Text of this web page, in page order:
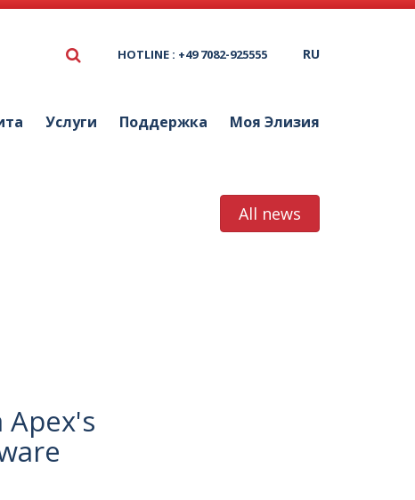
HOTLINE : +49 7082-925555 RU
Услуги Поддержка Моя Элизия
All news